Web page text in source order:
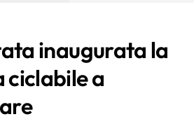
inaugurata la
ciclabile a